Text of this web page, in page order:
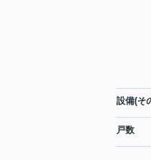
設備(そ
戸数